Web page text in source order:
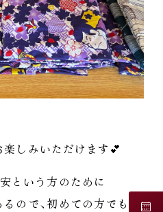
しみいただけます💕
という方のために
るので、初めての方でも簡